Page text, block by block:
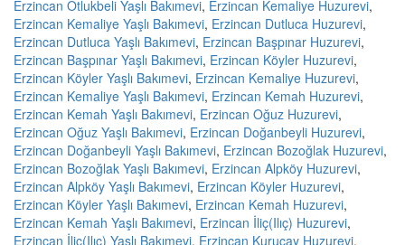
Erzincan Otlukbeli Yaşlı Bakımevi, Erzincan Kemaliye Huzurevi,
Erzincan Kemaliye Yaşlı Bakımevi, Erzincan Dutluca Huzurevi,
Erzincan Dutluca Yaşlı Bakımevi, Erzincan Başpınar Huzurevi,
Erzincan Başpınar Yaşlı Bakımevi, Erzincan Köyler Huzurevi,
Erzincan Köyler Yaşlı Bakımevi, Erzincan Kemaliye Huzurevi,
Erzincan Kemaliye Yaşlı Bakımevi, Erzincan Kemah Huzurevi,
Erzincan Kemah Yaşlı Bakımevi, Erzincan Oğuz Huzurevi,
Erzincan Oğuz Yaşlı Bakımevi, Erzincan Doğanbeyli Huzurevi,
Erzincan Doğanbeyli Yaşlı Bakımevi, Erzincan Bozoğlak Huzurevi,
Erzincan Bozoğlak Yaşlı Bakımevi, Erzincan Alpköy Huzurevi,
Erzincan Alpköy Yaşlı Bakımevi, Erzincan Köyler Huzurevi,
Erzincan Köyler Yaşlı Bakımevi, Erzincan Kemah Huzurevi,
Erzincan Kemah Yaşlı Bakımevi, Erzincan İliç(Ilıç) Huzurevi,
Erzincan İliç(Ilıç) Yaşlı Bakımevi, Erzincan Kuruçay Huzurevi,